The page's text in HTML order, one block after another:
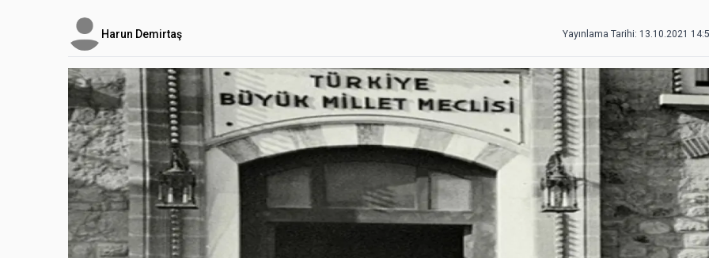
Harun Demirtaş Yayınlama Tarihi: 13.10.2021